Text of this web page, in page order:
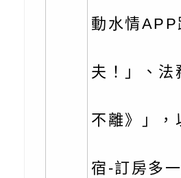
座」、「
而立》蘆
學辦理
覺暫留創
檢送桃園
學辦理
充實方案
角色驅動
「學生申
關事項
檢送行政
月份公共
台北松山
動水情
夫！」、法
不離》」
宿-訂房多